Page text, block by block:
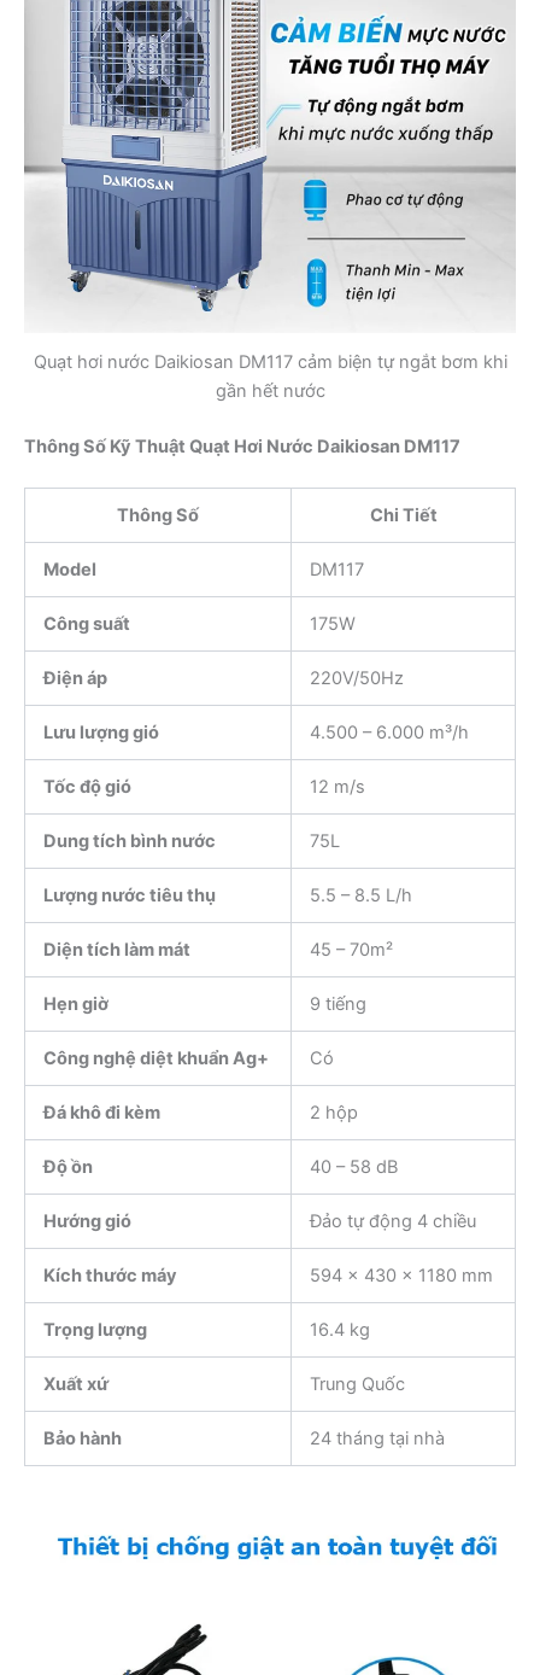
Quạt hơi nước Daikiosan DM117 cảm biện tự ngắt bơm khi
gần hết nước
Thông Số Kỹ Thuật Quạt Hơi Nước Daikiosan DM117
Thông Số Chi Tiết
Model DM117
Công suất 175W
Điện áp 220V/50Hz
Lưu lượng gió 4.500 – 6.000 m³/h
Tốc độ gió 12 m/s
Dung tích bình nước 75L
Lượng nước tiêu thụ 5.5 – 8.5 L/h
Diện tích làm mát 45 – 70m²
Hẹn giờ 9 tiếng
Công nghệ diệt khuẩn Ag+ Có
Đá khô đi kèm 2 hộp
Độ ồn 40 – 58 dB
Hướng gió Đảo tự động 4 chiều
Kích thước máy 594 x 430 x 1180 mm
Trọng lượng 16.4 kg
Xuất xứ Trung Quốc
Bảo hành 24 tháng tại nhà